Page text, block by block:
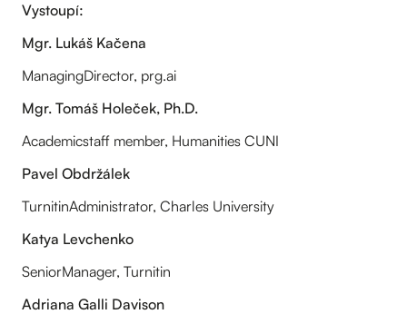
Vystoupí:
Mgr. Lukáš Kačena
ManagingDirector, prg.ai
Mgr. Tomáš Holeček, Ph.D.
Academicstaff member, Humanities CUNI
Pavel Obdržálek
TurnitinAdministrator, Charles University
Katya Levchenko
SeniorManager, Turnitin
Adriana Galli Davison